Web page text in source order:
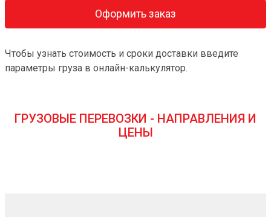
Оформить заказ
Чтобы узнать стоимость и сроки доставки введите
параметры груза в онлайн-калькулятор.
ГРУЗОВЫЕ ПЕРЕВОЗКИ - НАПРАВЛЕНИЯ И
ЦЕНЫ